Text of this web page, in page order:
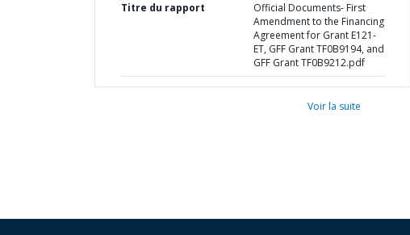
Titre du rapport
Official Documents- First
Amendment to the Financing
Agreement for Grant E121-
ET, GFF Grant TF0B9194, and
GFF Grant TF0B9212.pdf
Voir la suite